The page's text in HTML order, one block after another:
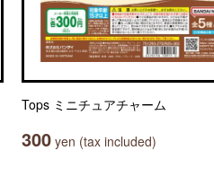
Tops ミニチュアチャーム
300 yen (tax included)